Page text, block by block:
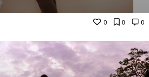
0 0 0